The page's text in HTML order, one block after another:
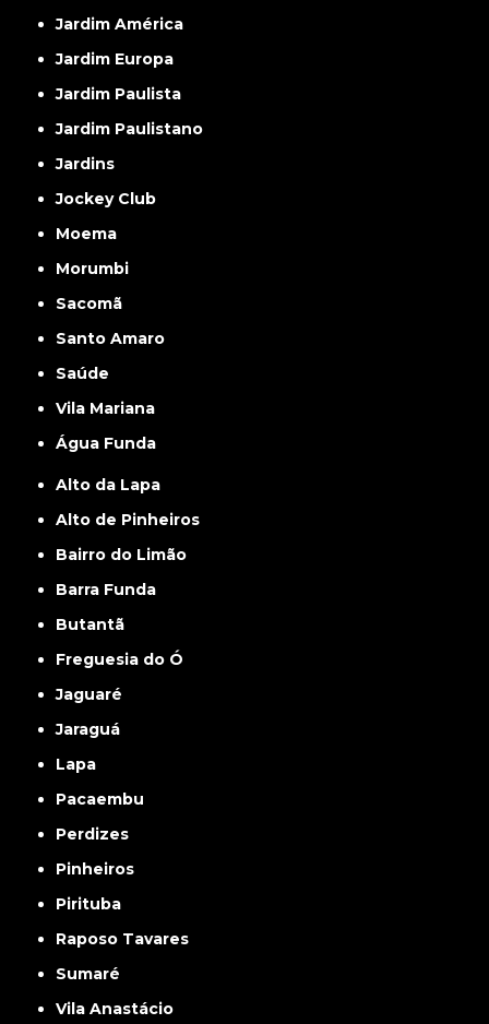
Jardim América
Jardim Europa
Jardim Paulista
Jardim Paulistano
Jardins
Jockey Club
Moema
Morumbi
Sacomã
Santo Amaro
Saúde
Vila Mariana
Água Funda
Alto da Lapa
Alto de Pinheiros
Bairro do Limão
Barra Funda
Butantã
Freguesia do Ó
Jaguaré
Jaraguá
Lapa
Pacaembu
Perdizes
Pinheiros
Pirituba
Raposo Tavares
Sumaré
Vila Anastácio